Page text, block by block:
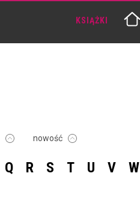
KSIĄŻKI
nowość
Q R S T U V W